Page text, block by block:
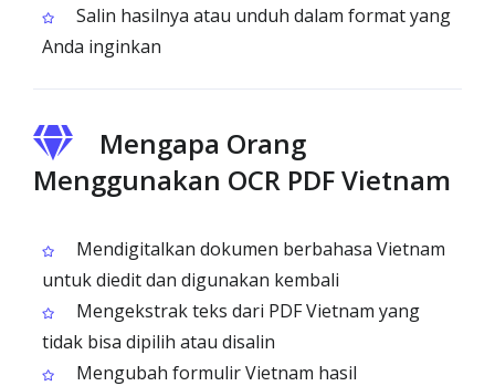
Salin hasilnya atau unduh dalam format yang
Anda inginkan
Mengapa Orang
Menggunakan OCR PDF Vietnam
Mendigitalkan dokumen berbahasa Vietnam
untuk diedit dan digunakan kembali
Mengekstrak teks dari PDF Vietnam yang
tidak bisa dipilih atau disalin
Mengubah formulir Vietnam hasil